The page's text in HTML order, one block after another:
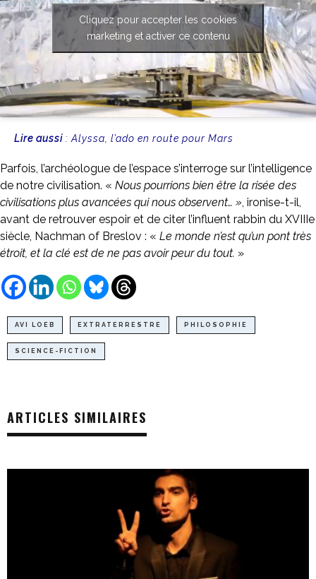
Cliquez pour accepter les cookies
marketing et activer ce contenu
Lire aussi : Alyssa, l’ado en route pour Mars
Parfois, l’archéologue de l’espace s’interroge sur l’intelligence
de notre civilisation. « Nous pourrions bien être la risée des
civilisations plus avancées qui nous observent… » , ironise-t-il,
avant de retrouver espoir et de citer l’influent rabbin du XVIIIe
siècle, Nachman of Breslov : « Le monde n’est qu’un pont très
étroit, et la clé est de ne pas avoir peur du tout. »
AVI LOEB EXTRATERRESTRE PHILOSOPHIE
SCIENCE-FICTION
ARTICLES SIMILAIRES